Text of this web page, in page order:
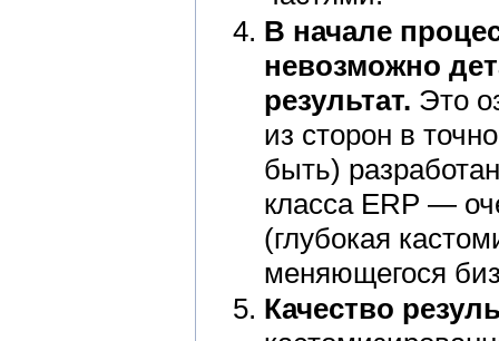
В начале
невозможно
результат. Это
из сторон в
быть)
класса ERP —
(глубокая
меняющегося
Качество